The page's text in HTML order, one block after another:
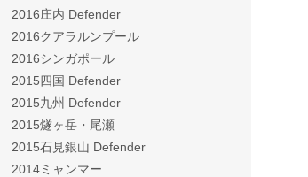
2016庄内 Defender
2016クアラルンプール
2016シンガポール
2015四国 Defender
2015九州 Defender
2015燧ヶ岳・尾瀬
2015石見銀山 Defender
2014ミャンマー